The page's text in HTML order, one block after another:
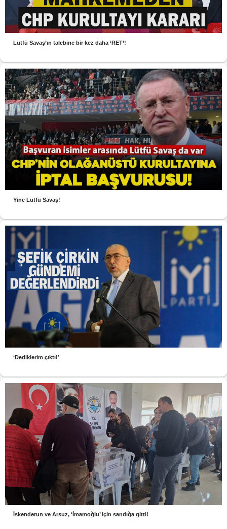
Lütfü Savaş’ın talebine bir kez daha ‘RET’!
Yine Lütfü Savaş!
‘Dediklerim çıktı!’
İskenderun ve Arsuz, ‘İmamoğlu’ için sandığa gitti!